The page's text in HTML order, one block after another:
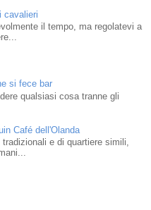
cavalieri
il tempo, ma regolatevi a
si fece bar
qualsiasi cosa tranne gli
Café dell'Olanda
e di quartiere simili,